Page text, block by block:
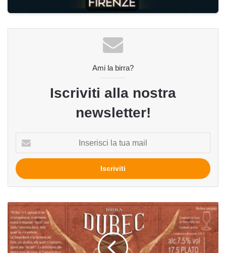
Ami la birra?
Iscriviti alla nostra
newsletter!
tua
mail
Dubèc
del
birrificio
Via
Priula